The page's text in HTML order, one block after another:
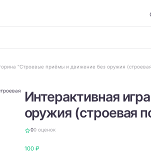
"Строевые приёмы и движение без оружия
Интерактивная
оружия (строевая
00 оценок
100 ₽